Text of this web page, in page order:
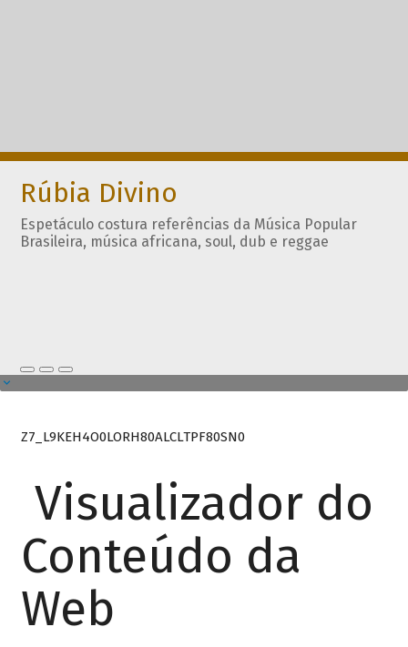
Rúbia Divino
Espetáculo costura referências da Música Popular
Brasileira, música africana, soul, dub e reggae
Z7_L9KEH4O0LORH80ALCLTPF80SN0
Visualizador do
Conteúdo da
Web